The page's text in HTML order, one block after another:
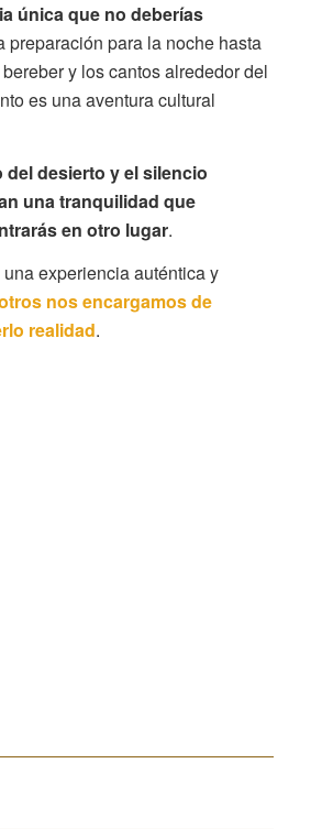
única que no deberías
preparación para la noche hasta
y los cantos alrededor del
es una aventura cultural
del desierto y el silencio
una tranquilidad que
en otro lugar.
experiencia auténtica y
nos encargamos de
realidad.